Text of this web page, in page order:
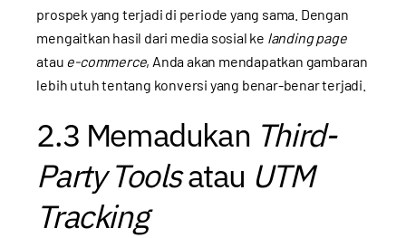
prospek yang terjadi di periode yang sama. Dengan
mengaitkan hasil dari media sosial ke landing page
atau e-commerce, Anda akan mendapatkan gambaran
lebih utuh tentang konversi yang benar-benar terjadi.
2.3 Memadukan Third-
Party Toolsatau UTM
Tracking